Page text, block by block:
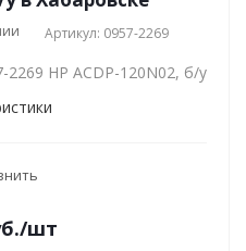
Артикул: 0957-2269
2269 HP ACDP-120N02, б/у
/шт